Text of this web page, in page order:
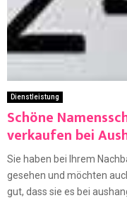
Dienstleistung
Schöne
verkaufen bei
Sie haben bei Ihrem
gesehen und möchten
gut, dass sie es bei